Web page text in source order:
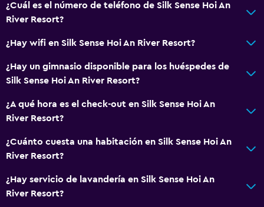
Secador de pelo
Baño público
Albornoz
Baño privado
Ducha
Gorro de baño
Baño adicional
Baño pequeño adicional
Tina de baño
Bañera de hidromasaje
¿Cuál es el número de teléfono de Silk Sense Hoi An
River Resort?
¿Hay wifi en Silk Sense Hoi An River Resort?
¿Hay un gimnasio disponible para los huéspedes de
Silk Sense Hoi An River Resort?
¿A qué hora es el check-out en Silk Sense Hoi An
River Resort?
¿Cuánto cuesta una habitación en Silk Sense Hoi An
River Resort?
¿Hay servicio de lavandería en Silk Sense Hoi An
River Resort?